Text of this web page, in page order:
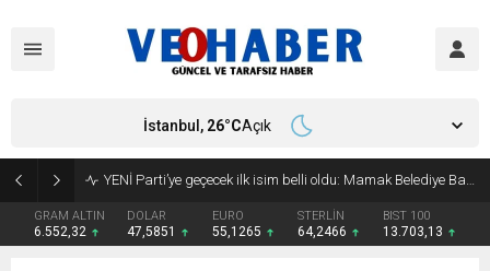
YENİ Parti’ye geçecek ilk isim belli oldu: Mamak Belediye Başkanı CHP’den istifa etti
GRAM ALTIN
6.552,32
DOLAR
47,5851
EURO
55,1265
STERLİN
64,2466
BIST 100
13.703,13
İstanbul, 26°CAçık